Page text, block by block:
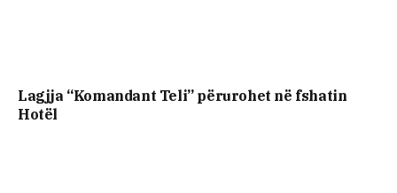
Lagjja “Komandant Teli” përurohet në fshatin
Hotël